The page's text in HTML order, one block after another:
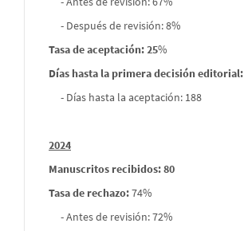
- Después de revisión: 8%
Tasa de aceptación: 25%
Días hasta la primera decisión editorial:
- Días hasta la aceptación: 188
2024
Manuscritos recibidos: 80
Tasa de rechazo:74%
- Antes de revisión: 72%